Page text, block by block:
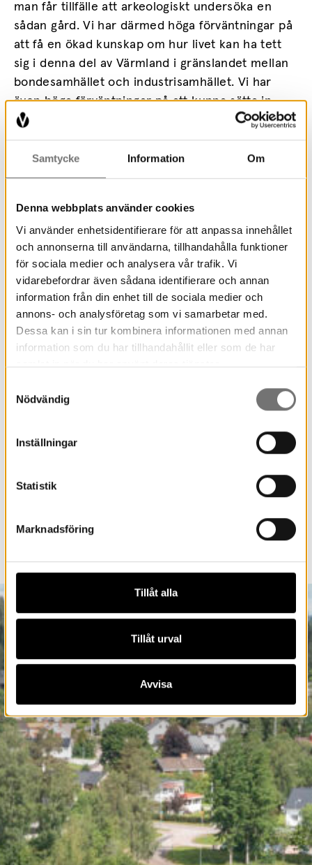
Samtycke Information Om
Denna webbplats använder cookies
Vi använder enhetsidentifierare för att anpassa innehållet
och annonserna till användarna, tillhandahålla funktioner
för sociala medier och analysera vår trafik. Vi
vidarebefordrar även sådana identifierare och annan
information från din enhet till de sociala medier och
annons- och analysföretag som vi samarbetar med.
Dessa kan i sin tur kombinera informationen med annan
information som du har tillhandahållit eller som de har
samlat in när du har använt deras tjänster.
Nödvändig
Inställningar
Statistik
Marknadsföring
Tillåt alla
Tillåt urval
Avvisa
man får tillfälle att arkeologiskt undersöka en
sådan gård. Vi har därmed höga förväntningar på
att få en ökad kunskap om hur livet kan ha tett
sig i denna del av Värmland i gränslandet mellan
bondesamhället och industrisamhället. Vi har
även höga förväntningar på att kunna sätta in
gården i dess sammanhang och utreda dess
relation till exempelvis Torsby bruk, som
etableras på slutet av 1600-talet. Vi hoppas även
att fyndmaterialet ska kunna ge oss en inblick i
Richardson.
En arkeologisk slutundersökning innebär att hela
fornlämningen kommer att undersökas och
dokumenteras. En större yta kommer banas av
med grävmaskin så lämningar efter gården
kommer troligtvis att synas tydligt. Lämningarna
undersöks sedan med arkeologisk metod. Efter
fynd, dokumentation och rapport.
Livesändning från utgrävningen
Måndag 14 juni kl 13.00 sänder museet live ifrån
Här hittar du mer information om livesändningen.